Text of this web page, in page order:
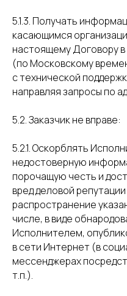
5.1.3. Получать
касающимся
настоящему Договору в
(по Московскому
с технической
направляя запросы по
5.2. Заказчик не вправе:
5.2.1. Оскорблять
недостоверную
порочащую честь и
вред деловой
распространение
числе, в виде
Исполнителем,
в сети Интернет (в
мессенджерах
т.п.).